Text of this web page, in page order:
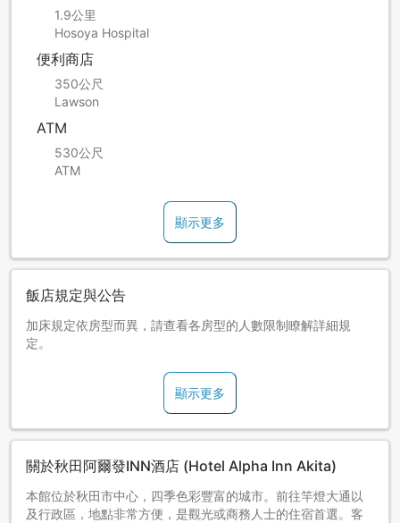
1.9公里
Hosoya Hospital
便利商店
350公尺
Lawson
ATM
530公尺
ATM
顯示更多
飯店規定與公告
加床規定依房型而異，請查看各房型的人數限制瞭解詳細規
定。
顯示更多
關於秋田阿爾發INN酒店 (Hotel Alpha Inn Akita)
本館位於秋田市中心，四季色彩豐富的城市。前往竿燈大通以
及行政區，地點非常方便，是觀光或商務人士的住宿首選。客